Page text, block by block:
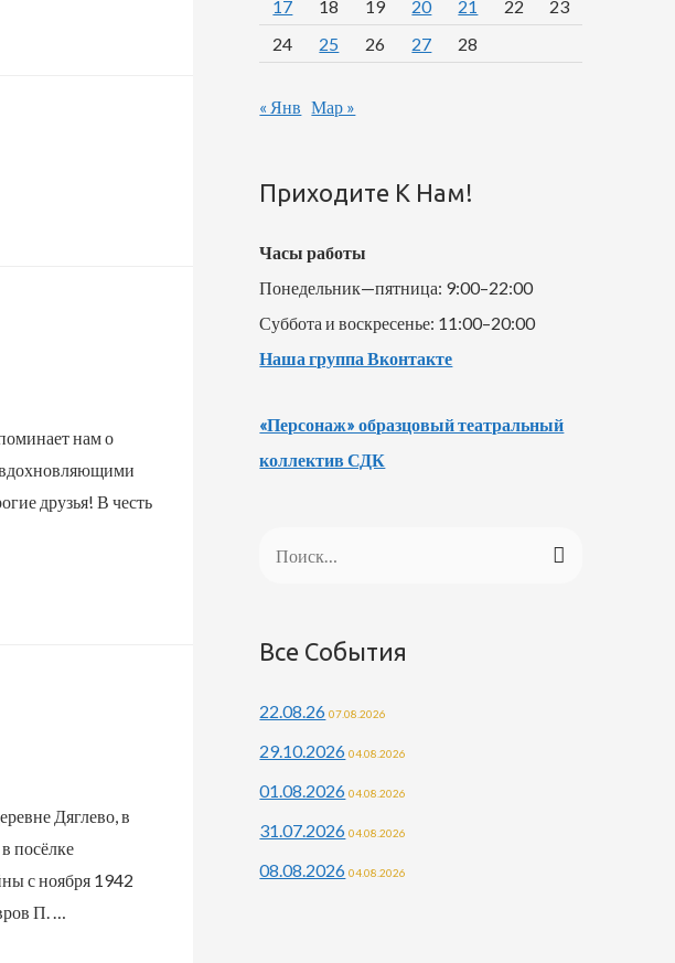
нам о
вдохновляющими
друзья! В честь
Дяглево, в
посёлке
с ноября 1942
П. …
17
18 19 20 21 22
23
24
25 26 27 28
« Янв Мар »
Приходите К Нам!
Часы работы
Понедельник—пятница: 9:00–22:00
Суббота и воскресенье: 11:00–20:00
Наша группа Вконтакте
«Персонаж» образцовый театральный
коллектив СДК
т
:
Все События
22.08.26 07.08.2026
29.10.2026 04.08.2026
01.08.2026 04.08.2026
31.07.2026 04.08.2026
08.08.2026 04.08.2026